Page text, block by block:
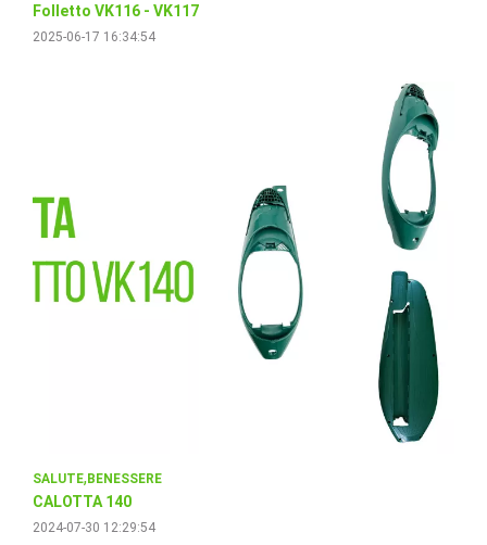
Folletto VK116 - VK117
2025-06-17 16:34:54
SALUTE BENESSERE
CALOTTA 140
2024-07-30 12:29:54